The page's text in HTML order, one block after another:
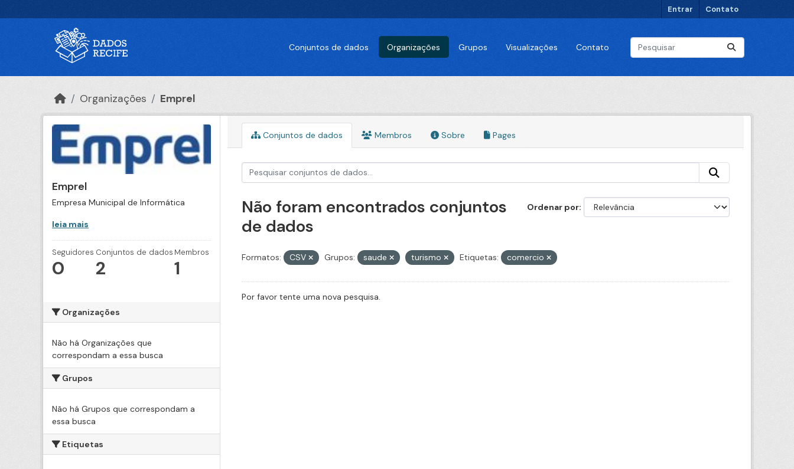
Entrar Contato
Conjuntos de dados Organizações Grupos Visualizações Contato
Organizações Emprel
Emprel
Empresa Municipal de Informática
leia mais
Seguidores
0
Conjuntos de dados
2
Membros
1
Organizações
Não há Organizações que
correspondam a essa busca
Grupos
Não há Grupos que correspondam a
essa busca
Etiquetas
Conjuntos de dados Membros Sobre Pages
Ordenar por
Não foram encontrados conjuntos
de dados
Formatos: CSV Grupos: saude turismo Etiquetas: comercio
Por favor tente uma nova pesquisa.